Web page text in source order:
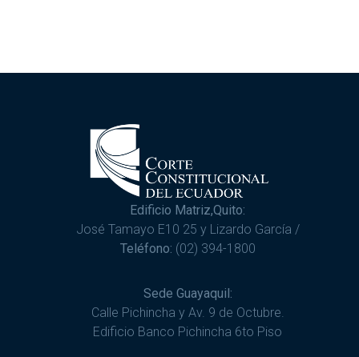
Edificio Matriz,Quito:
José Tamayo E10 25 y Lizardo García /
Teléfono: (02) 394-1800
Sede Guayaquil:
Calle Pichincha y Av. 9 de Octubre.
Edificio Banco Pichincha 6to Piso